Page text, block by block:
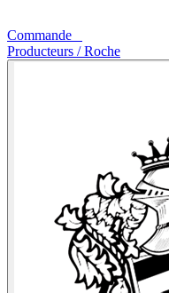
Commande
Producteurs / Roche